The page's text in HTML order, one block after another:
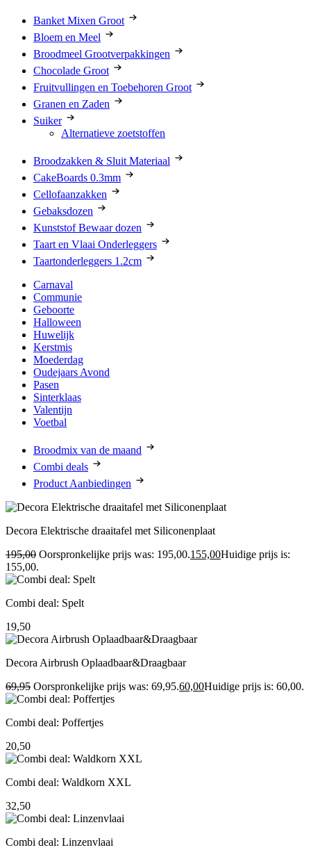
Banket Mixen Groot
Bloem en Meel
Broodmeel Grootverpakkingen
Chocolade Groot
Fruitvullingen en Toebehoren Groot
Granen en Zaden
Suiker
Alternatieve zoetstoffen
Broodzakken & Sluit Materiaal
CakeBoards 0.3mm
Cellofaanzakken
Gebaksdozen
Kunststof Bewaar dozen
Taart en Vlaai Onderleggers
Taartonderleggers 1.2cm
Carnaval
Communie
Geboorte
Halloween
Huwelijk
Kerstmis
Moederdag
Oudejaars Avond
Pasen
Sinterklaas
Valentijn
Voetbal
Broodmix van de maand
Combi deals
Product Aanbiedingen
Decora Elektrische draaitafel met Siliconenplaat
195,00 Oorspronkelijke prijs was: 195,00.155,00Huidige prijs is:
155,00.
Combi deal: Spelt
19,50
Decora Airbrush Oplaadbaar&Draagbaar
69,95 Oorspronkelijke prijs was: 69,95.60,00Huidige prijs is: 60,00.
Combi deal: Poffertjes
20,50
Combi deal: Waldkorn XXL
32,50
Combi deal: Linzenvlaai